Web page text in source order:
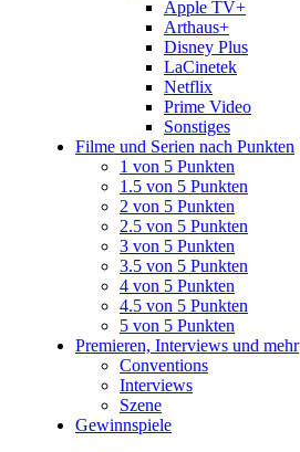
Apple TV+
Arthaus+
Disney Plus
LaCinetek
Netflix
Prime Video
Sonstiges
Filme und Serien nach Punkten
1 von 5 Punkten
1.5 von 5 Punkten
2 von 5 Punkten
2.5 von 5 Punkten
3 von 5 Punkten
3.5 von 5 Punkten
4 von 5 Punkten
4.5 von 5 Punkten
5 von 5 Punkten
Premieren, Interviews und mehr
Conventions
Interviews
Szene
Gewinnspiele